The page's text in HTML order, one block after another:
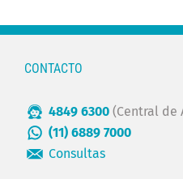
CONTACTO
4849 6300 (Central de
(11) 6889 7000
Consultas